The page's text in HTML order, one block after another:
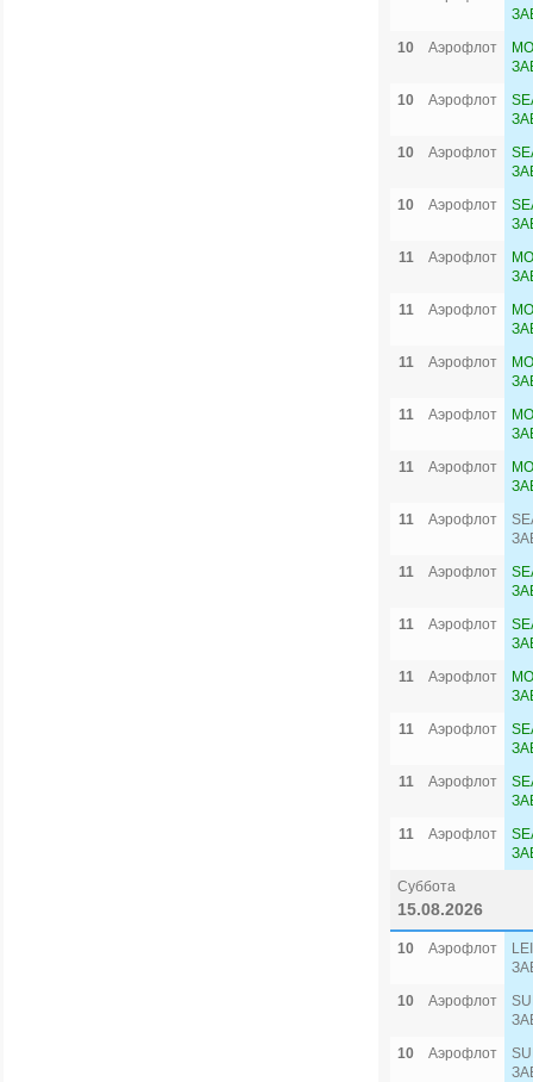
10
Аэрофлот
10
Аэрофлот
10
Аэрофлот
10
Аэрофлот
11
Аэрофлот
11
Аэрофлот
11
Аэрофлот
11
Аэрофлот
11
Аэрофлот
11
Аэрофлот
11
Аэрофлот
11
Аэрофлот
11
Аэрофлот
11
Аэрофлот
11
Аэрофлот
11
Аэрофлот
Суббота
15.08.2026
10 Аэрофлот
10
Аэрофлот
10
Аэрофлот